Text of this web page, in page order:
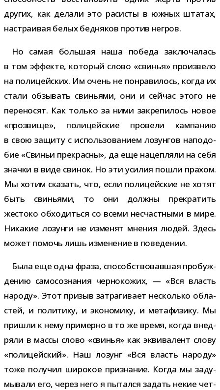
дру­гих, как делали это раси­сты в южных шта­тах,
настра­и­вая белых бед­ня­ков про­тив негров.
Но самая боль­шая наша победа заклю­ча­лась
в том эффекте, кото­рый слово «сви­нья» про­из­вело
на поли­цей­ских. Им очень не понра­ви­лось, когда их
стали обзы­вать сви­ньями, они и сей­час этого не
пере­но­сят. Как только за ними закре­пи­лось новое
«про­звище», поли­цей­ские про­вели кам­па­нию
в свою защиту с исполь­зо­ва­нием лозун­гов напо­до­
бие «Свиньи пре­красны», да еще нацеп­ляли на себя
значки в виде сви­нок. Но эти уси­лия пошли пра­хом.
Мы хотим ска­зать, что, если поли­цей­ские не хотят
быть сви­ньями, то они должны пре­кра­тить
жестоко обхо­диться со всеми несчаст­ными в мире.
Никакие лозунги не изме­нят мне­ния людей. Здесь
может помочь лишь изме­не­ние в поведении.
Была еще одна фраза, спо­соб­ство­вав­шая про­буж­
де­нию само­со­зна­ния чер­но­ко­жих, — «Вся власть
народу». Этот при­зыв затра­ги­вает несколько обла­
стей, и поли­тику, и эко­но­мику, и мета­фи­зику. Мы
при­шли к нему при­мерно в то же время, когда внед­
ряли в массы слово «сви­нья» как экви­ва­лент слову
«поли­цей­ский». Наш лозунг «Вся власть народу»
тоже полу­чил широ­кое при­зна­ние. Когда мы заду­
мы­вали его, через него я пытался задать некие чет­